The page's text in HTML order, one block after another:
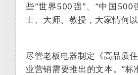
些“世界500强”、“中国500
士、大师、教授，大家情何
尽管老板电器制定《高品质
业营销需要推出的文本。“